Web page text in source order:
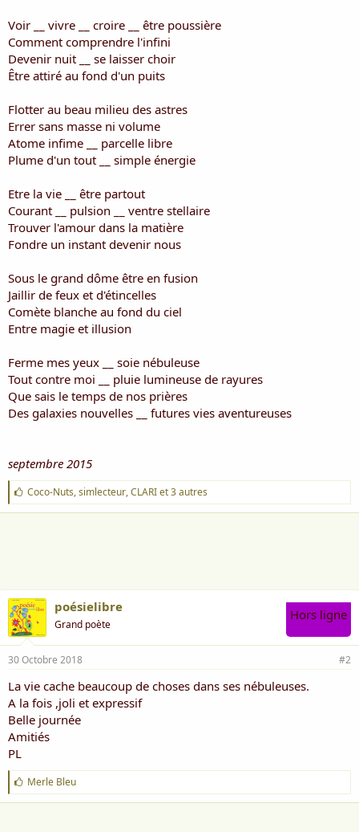
u
s
s
i
Voir __ vivre __ croire __ être poussière
Comment comprendre l'infini
Devenir nuit __ se laisser choir
Être attiré au fond d'un puits
Flotter au beau milieu des astres
Errer sans masse ni volume
Atome infime __ parcelle libre
Plume d'un tout __ simple énergie
Etre la vie __ être partout
Courant __ pulsion __ ventre stellaire
Trouver l'amour dans la matière
Fondre un instant devenir nous
Sous le grand dôme être en fusion
Jaillir de feux et d'étincelles
Comète blanche au fond du ciel
Entre magie et illusion
Ferme mes yeux __ soie nébuleuse
Tout contre moi __ pluie lumineuse de rayures
Que sais le temps de nos prières
Des galaxies nouvelles __ futures vies aventureuses
septembre 2015
J
'
a
Coco-Nuts,simlecteur,CLARIet 3 autres
poésielibre
Grand poète
Hors ligne
30 Octobre 2018 #2
La vie cache beaucoup de choses dans ses nébuleuses.
A la fois ,joli et expressif
Belle journée
Amitiés
PL
J
'
a
Merle Bleu